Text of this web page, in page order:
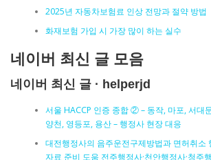
2025년 자동차보험료 인상 전망과 절약 방법
화재보험 가입 시 가장 많이 하는 실수
네이버 최신 글 모음
네이버 최신 글 · helperjd
서울 HACCP 인증 종합 ② – 동작, 마포, 서대
양천, 영등포, 용산 – 행정사 현장 대응
대전행정사의 음주운전구제방법과 면허취소
자료 준비 도움 전주행정사·천안행정사·청주